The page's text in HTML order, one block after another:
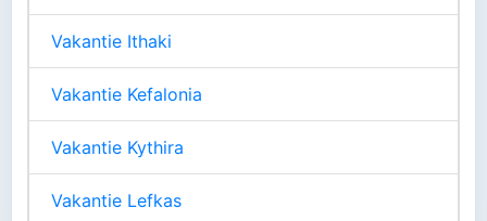
Vakantie Ithaki
Vakantie Kefalonia
Vakantie Kythira
Vakantie Lefkas